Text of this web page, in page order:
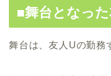
■舞台となっ
舞台は、友人Uの勤務